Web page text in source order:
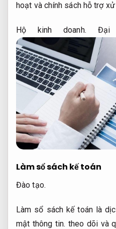
hoạt và chính sách hỗ trợ
Hộ kinh doanh. Đại
Làm sổ sách kế toán
Đào tạo.
Làm sổ sách kế toán là
mật thông tin. theo dõi và